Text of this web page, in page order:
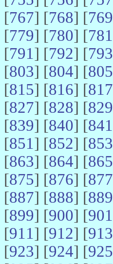
[767] [768] [769
[779] [780] [781
[791] [792] [793
[803] [804] [805
[815] [816] [817
[827] [828] [829
[839] [840] [841
[851] [852] [853
[863] [864] [865
[875] [876] [877
[887] [888] [889
[899] [900] [901
[911] [912] [913
[923] [924] [925